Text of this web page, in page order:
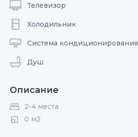
Телевизор
Холодильник
Система кондиционирования
Душ
Описание
2-4 места
0 м2